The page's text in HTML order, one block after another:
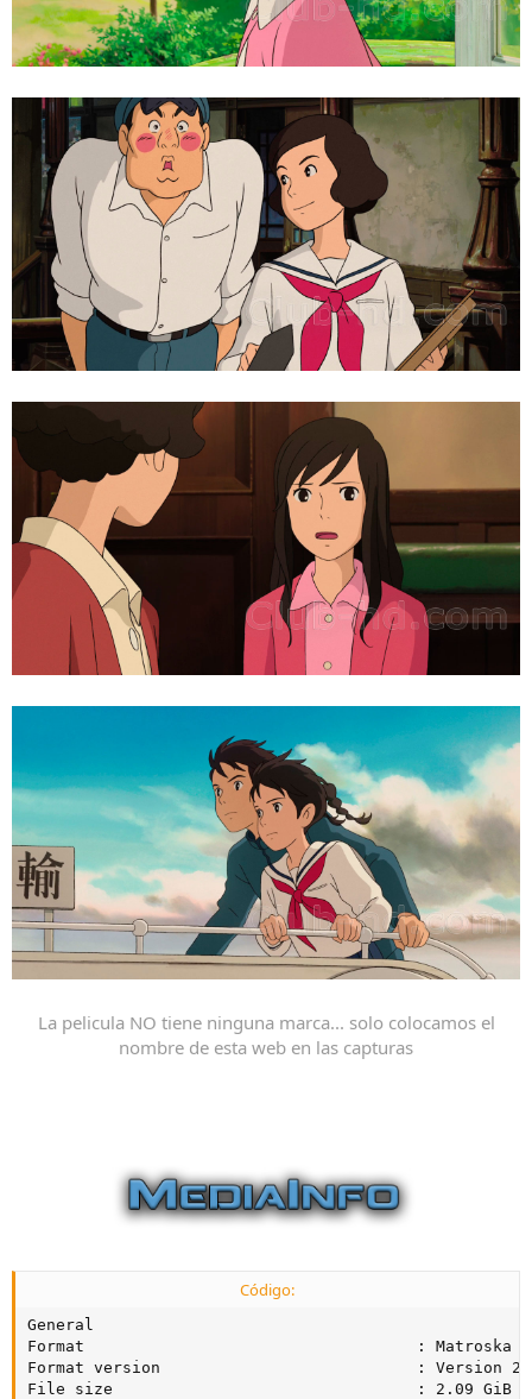
La pelicula NO tiene ninguna marca... solo colocamos el
nombre de esta web en las capturas
Código:
General
Format                                   : Matroska
Format version                           : Version 2
File size                                : 2.09 GiB